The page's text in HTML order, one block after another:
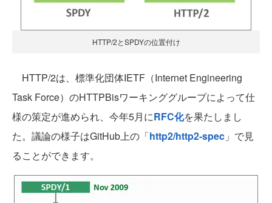
HTTP/2とSPDYの位置付け
HTTP/2は、標準化団体IETF（Internet Engineering
Task Force）のHTTPBisワーキンググループによって仕
様の策定が進められ、今年5月にRFC化を果たしまし
た。議論の様子はGitHub上の「http2/http2-spec 」で見
ることができます。